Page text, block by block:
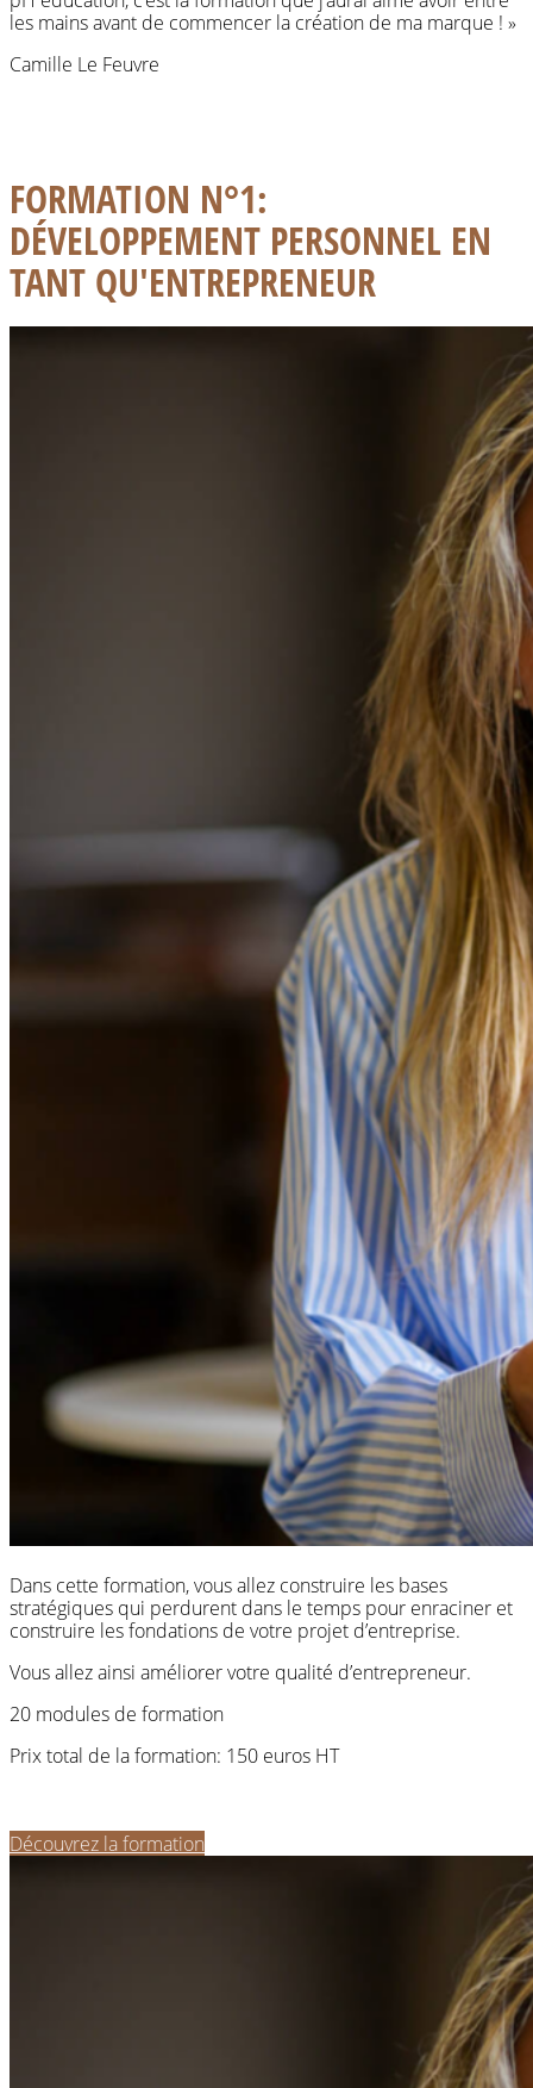
les mains avant de commencer la création de ma marque ! »
Camille Le Feuvre
FORMATION N°1:
DÉVELOPPEMENT PERSONNEL EN
TANT QU'ENTREPRENEUR
Dans cette formation, vous allez construire les bases
stratégiques qui perdurent dans le temps pour enraciner et
construire les fondations de votre projet d’entreprise.
Vous allez ainsi améliorer votre qualité d’entrepreneur.
20 modules de formation
Prix total de la formation: 150 euros HT
Découvrez la formation